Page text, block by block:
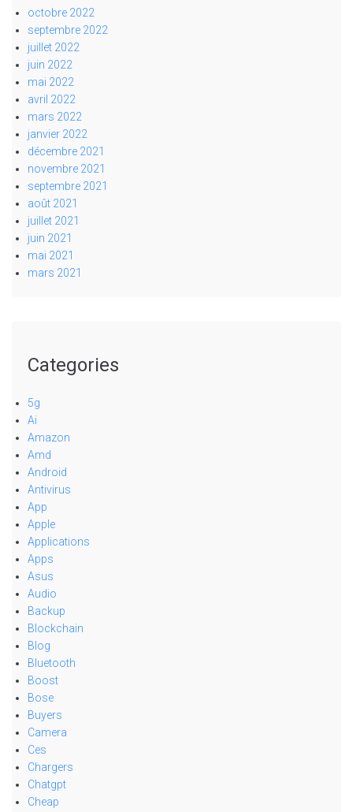
octobre 2022
septembre 2022
juillet 2022
juin 2022
mai 2022
avril 2022
mars 2022
janvier 2022
décembre 2021
novembre 2021
septembre 2021
août 2021
juillet 2021
juin 2021
mai 2021
mars 2021
Categories
5g
Ai
Amazon
Amd
Android
Antivirus
App
Apple
Applications
Apps
Asus
Audio
Backup
Blockchain
Blog
Bluetooth
Boost
Bose
Buyers
Camera
Ces
Chargers
Chatgpt
Cheap